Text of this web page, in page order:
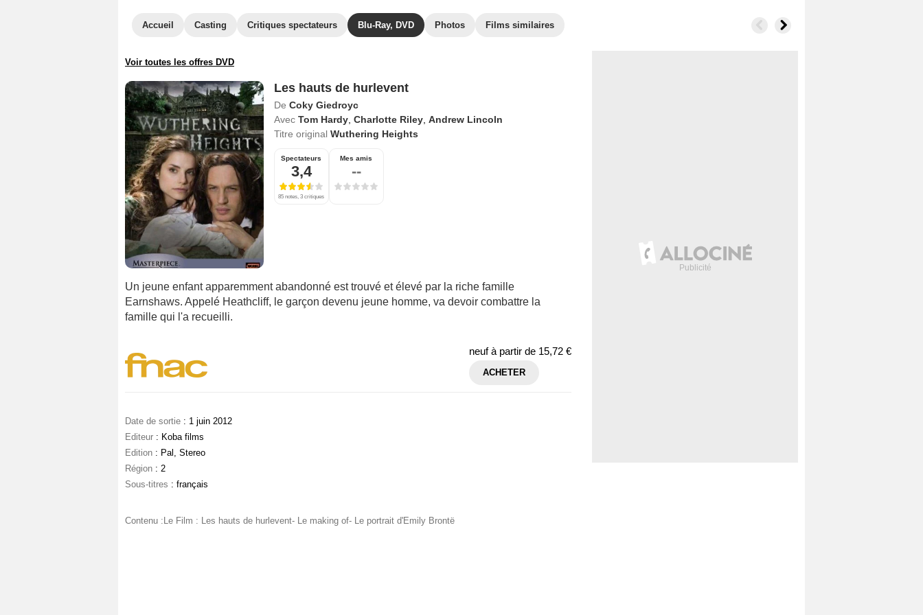
Accueil Casting Critiques spectateurs Blu-Ray, DVD Photos Films similaires
Voir toutes les offres DVD
Les hauts de hurlevent
De Coky Giedroyc
Avec Tom Hardy, Charlotte Riley, Andrew Lincoln
Titre original Wuthering Heights
Spectateurs
3,4
85 notes, 3 critiques
Mes amis
--
Un jeune enfant apparemment abandonné est trouvé et élevé par la riche famille
Earnshaws. Appelé Heathcliff, le garçon devenu jeune homme, va devoir combattre la
famille qui l'a recueilli.
neuf à partir de 15,72 €
ACHETER
Date de sortie : 1 juin 2012
Editeur : Koba films
Edition : Pal, Stereo
Région : 2
Sous-titres : français
Contenu :Le Film : Les hauts de hurlevent- Le making of- Le portrait d'Emily Brontë